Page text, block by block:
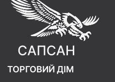
ТОРГОВИЙ ДІМ